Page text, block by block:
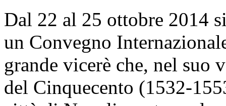
Dal 22 al 25 ottobre 2014
un Convegno
grande vicerè che, nel suo
del Cinquecento (1532-